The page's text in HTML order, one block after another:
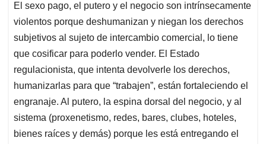
El sexo pago, el putero y el negocio son intrínsecamente
violentos porque deshumanizan y niegan los derechos
subjetivos al sujeto de intercambio comercial, lo tiene
que cosificar para poderlo vender. El Estado
regulacionista, que intenta devolverle los derechos,
humanizarlas para que “trabajen”, están fortaleciendo el
engranaje. Al putero, la espina dorsal del negocio, y al
sistema (proxenetismo, redes, bares, clubes, hoteles,
bienes raíces y demás) porque les está entregando el